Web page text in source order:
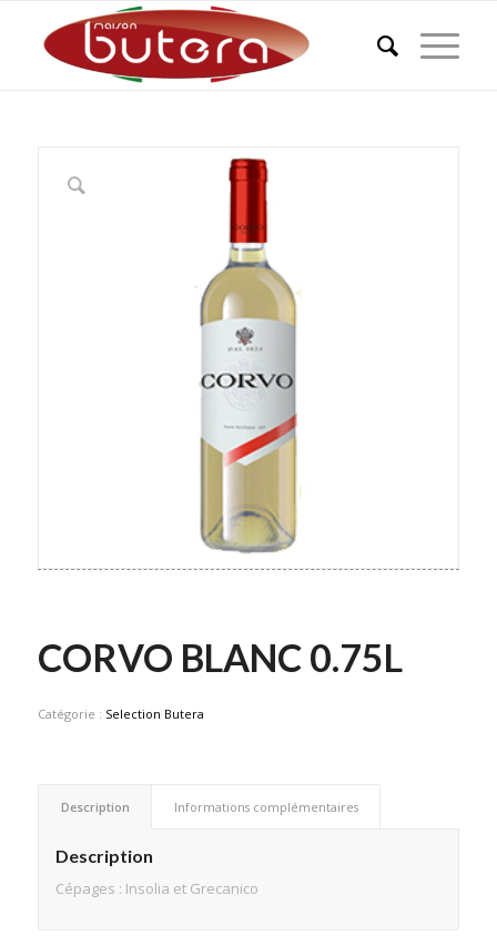
CORVO BLANC 0.75L
Catégorie : Selection Butera
Description Informations complémentaires
Description
Cépages : Insolia et Grecanico